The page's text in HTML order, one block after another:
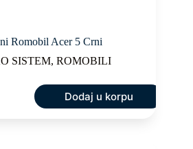
Romobil Acer 5 Crni
SISTEM, ROMOBILI
Dodaj u korpu